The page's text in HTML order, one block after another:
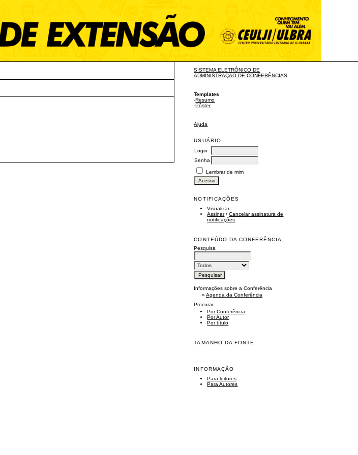
SISTEMA ELETRÔNICO DE
ADMINISTRAÇÃO DE CONFERÊNCIAS
Templates
-Resumo
-Pôster
Ajuda
USUÁRIO
Login
Senha
Lembrar de mim
NOTIFICAÇÕES
Visualizar
Assinar/Cancelar assinatura de
notificações
CONTEÚDO DA CONFERÊNCIA
Pesquisa
Informações sobre a Conferência
»Agenda da Conferência
Procurar
Por Conferência
Por Autor
Por título
TAMANHO DA FONTE
INFORMAÇÃO
Para leitores
Para Autores